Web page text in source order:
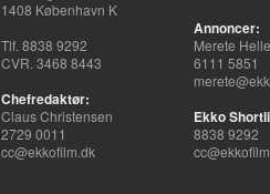
1408 København K
Tlf. 8838 9292
CVR. 3468 8443
Chefredaktør:
Claus Christensen
2729 0011
cc@ekkofilm.dk
Annoncer:
Merete
6111 5851
Ekko
8838 9292